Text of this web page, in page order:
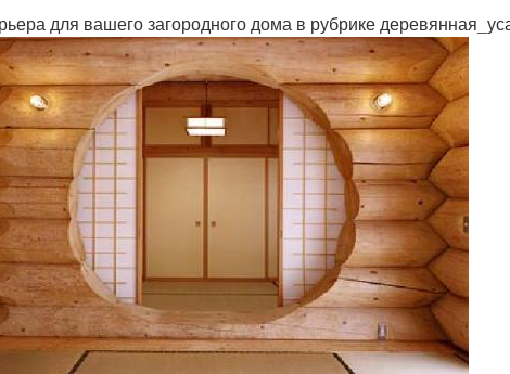
для вашего загородного дома в рубрике